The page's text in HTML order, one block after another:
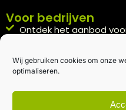
Wij gebruiken cookies om onze
optimaliseren.
Voor bedrijven
Ontdek het aanbod
Kennismakingspakket
Blijft op de hoogte
Rechtstreeks van het veld